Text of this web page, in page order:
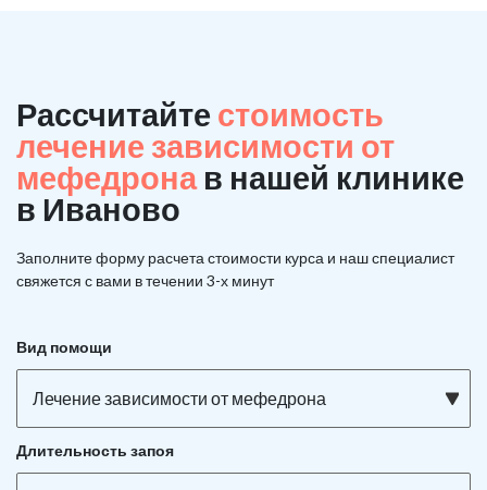
Рассчитайте стоимость
лечение зависимости от
мефедрона в нашей клинике
в Иваново
Заполните форму расчета стоимости курса и наш специалист
свяжется с вами в течении 3-х минут
Вид помощи
Лечение зависимости от мефедрона
Длительность запоя